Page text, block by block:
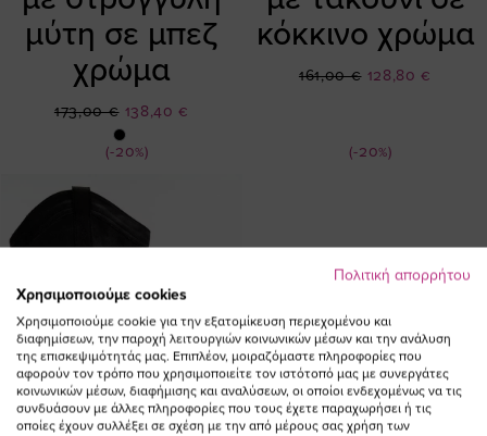
μύτη σε μπεζ
χρώμα
(-20%)
Ειδική
Τιμή
138,40 €
173,00 €
κόκκινο χρώμα
(-20%)
Ειδική
128,80 €
161,00 €
Πολιτική απορρήτου
Χρησιμοποιούμε cookies
Χρησιμοποιούμε cookie για την εξατομίκευση περιεχομένου και
διαφημίσεων, την παροχή λειτουργιών κοινωνικών μέσων και την ανάλυση
της επισκεψιμότητάς μας. Επιπλέον, μοιραζόμαστε πληροφορίες που
αφορούν τον τρόπο που χρησιμοποιείτε τον ιστότοπό μας με συνεργάτες
κοινωνικών μέσων, διαφήμισης και αναλύσεων, οι οποίοι ενδεχομένως να τις
συνδυάσουν με άλλες πληροφορίες που τους έχετε παραχωρήσει ή τις
οποίες έχουν συλλέξει σε σχέση με την από μέρους σας χρήση των